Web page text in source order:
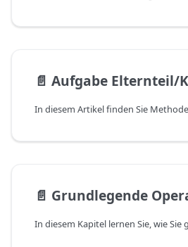
📄️ Aufgabe Elternteil/
📄️ Grundlegende